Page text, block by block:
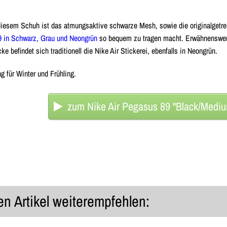
Schuh ist das atmungsaktive schwarze Mesh, sowie die
Schwarz, Grau und Neongrünso bequem zu tragen macht.
befindet sich traditionell die Nike Air Stickerei, ebenfalls in Neongrün.
für Winter und Frühling.
zum Nike Air Pegasus 89 "Black/
Artikel weiterempfehlen: